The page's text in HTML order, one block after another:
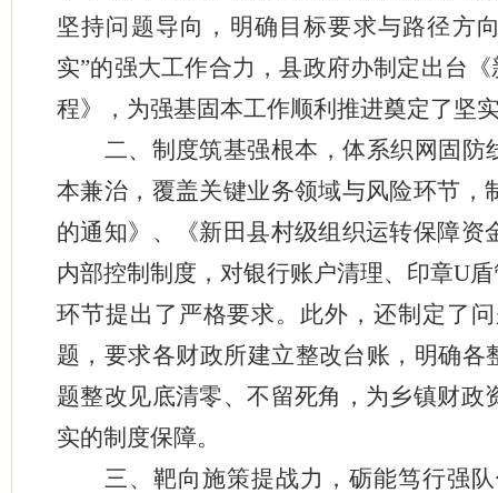
坚持问题导向，明确目标要求与路径方
实”的强大工作合力，县政府办制定出台
程》，为强基固本工作顺利推进奠定了坚
二、制度筑基强根本，体系织网固防
本兼治，覆盖关键业务领域与风险环节
的通知》、《新田县村级组织运转保障
内部控制制度，对银行账户清理、印章U
环节提出了严格要求。此外，还制定了
题，要求各财政所建立整改台账，明确
题整改见底清零、不留死角，为乡镇财
实的制度保障。
三、靶向施策提战力，砺能笃行强